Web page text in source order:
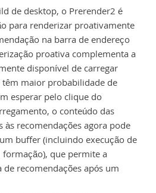
de desktop, o Prerender2 é
para renderizar proativamente
na barra de endereço
proativa complementa a
disponível de carregar
têm maior probabilidade de
esperar pelo clique do
o conteúdo das
às recomendações agora pode
buffer (incluindo execução de
que permite a
recomendações após um